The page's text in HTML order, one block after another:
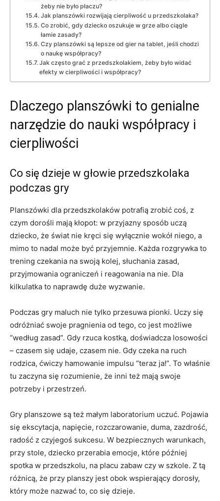
żeby nie było płaczu?
Jak planszówki rozwijają cierpliwość u przedszkolaka?
Co zrobić, gdy dziecko oszukuje w grze albo ciągle
łamie zasady?
Czy planszówki są lepsze od gier na tablet, jeśli chodzi
o naukę współpracy?
Jak często grać z przedszkolakiem, żeby było widać
efekty w cierpliwości i współpracy?
Dlaczego planszówki to genialne
narzędzie do nauki współpracy i
cierpliwości
Co się dzieje w głowie przedszkolaka
podczas gry
Planszówki dla przedszkolaków potrafią zrobić coś, z
czym dorośli mają kłopot: w przyjazny sposób uczą
dziecko, że świat nie kręci się wyłącznie wokół niego, a
mimo to nadal może być przyjemnie. Każda rozgrywka to
trening czekania na swoją kolej, słuchania zasad,
przyjmowania ograniczeń i reagowania na nie. Dla
kilkulatka to naprawdę duże wyzwanie.
Podczas gry maluch nie tylko przesuwa pionki. Uczy się
odróżniać swoje pragnienia od tego, co jest możliwe
“według zasad”. Gdy rzuca kostką, doświadcza losowości
– czasem się udaje, czasem nie. Gdy czeka na ruch
rodzica, ćwiczy hamowanie impulsu “teraz ja!”. To właśnie
tu zaczyna się rozumienie, że inni też mają swoje
potrzeby i przestrzeń.
Gry planszowe są też małym laboratorium uczuć. Pojawia
się ekscytacja, napięcie, rozczarowanie, duma, zazdrość,
radość z czyjegoś sukcesu. W bezpiecznych warunkach,
przy stole, dziecko przerabia emocje, które później
spotka w przedszkolu, na placu zabaw czy w szkole. Z tą
różnicą, że przy planszy jest obok wspierający dorosły,
który może nazwać to, co się dzieje.